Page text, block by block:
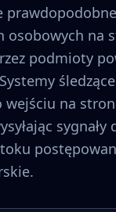
osobowych na
podmioty
na
sygnały